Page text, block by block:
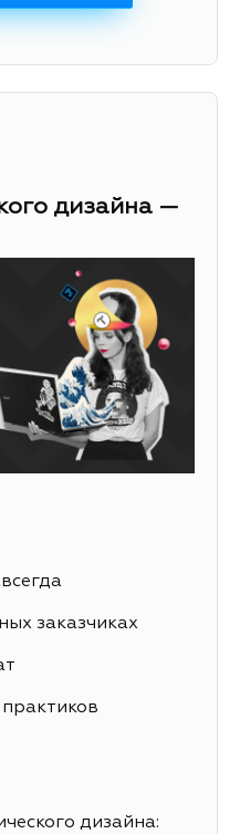
дизайна —
заказчиках
дизайна: